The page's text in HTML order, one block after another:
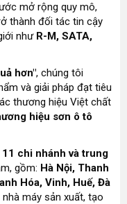
mở rộng quy mô,
thành đối tác tin cậy
như R-M, SATA,
hơn", chúng tôi
và giải pháp đạt tiêu
thương hiệu Việt chất
hiệu sơn ô tô
chi nhánh và trung
gồm: Hà Nội, Thanh
Hóa, Vinh, Huế, Đà
nhà máy sản xuất, tạo